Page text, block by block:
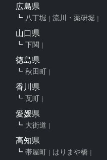
広島県
八丁堀 流川・薬研堀
山口県
下関
徳島県
秋田町
香川県
瓦町
愛媛県
大街道
高知県
帯屋町 はりまや橋